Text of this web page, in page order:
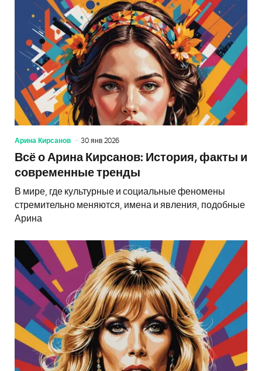
Арина Кирсанов 30 янв 2026
Всё о Арина Кирсанов: История, факты и
современные тренды
В мире, где культурные и социальные феномены
стремительно меняются, имена и явления, подобные
Арина